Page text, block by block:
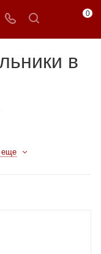
0
в
еще